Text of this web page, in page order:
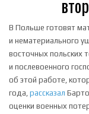
В Польше готовят
и нематериального
восточных польских
и послевоенного
об этой работе,
года, рассказал
оценки военных